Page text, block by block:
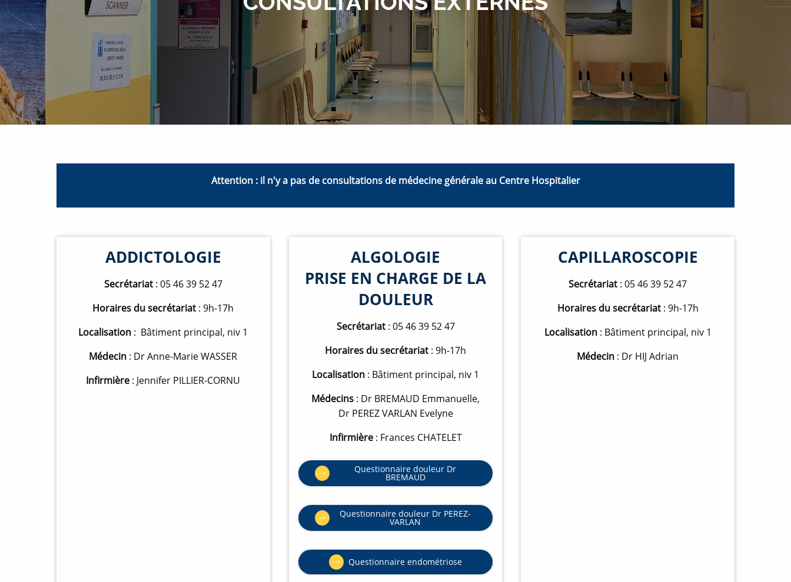
Attention : il n'y a pas de consultations de médecine générale au Centre Hospitalier
ADDICTOLOGIE
Secrétariat: 05 46 39 52 47
Horaires du secrétariat : 9h-17h
Localisation : Bâtiment principal, niv 1
Médecin : Dr Anne-Marie WASSER
Infirmière : Jennifer PILLIER-CORNU
ALGOLOGIE
PRISE EN CHARGE DE LA
DOULEUR
Secrétariat : 05 46 39 52 47
Horaires du secrétariat : 9h-17h
Localisation : Bâtiment principal, niv 1
Médecins : Dr BREMAUD Emmanuelle,
Dr PEREZ VARLAN Evelyne
Infirmière : Frances CHATELET
Questionnaire douleur Dr
BREMAUD
O
u
t
u
r
n
o
u
v
Questionnaire douleur Dr PEREZ-
VARLAN
O
u
t
Questionnaire endométriose
O
u
CAPILLAROSCOPIE
Secrétariat : 05 46 39 52 47
Horaires du secrétariat : 9h-17h
Localisation : Bâtiment principal, niv 1
Médecin : Dr HIJ Adrian